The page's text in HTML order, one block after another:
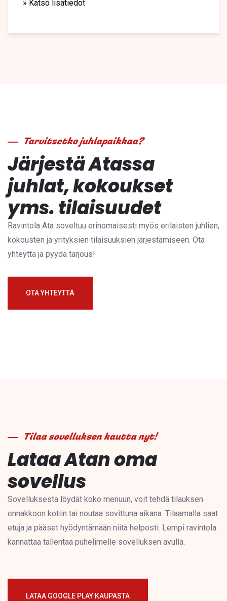
» Katso lisätiedot
Tarvitsetko juhlapaikkaa?
Järjestä Atassa
juhlat, kokoukset
yms. tilaisuudet
Ravintola Ata soveltuu erinomaisesti myös erilaisten juhlien,
kokousten ja yrityksien tilaisuuksien järjestämiseen. Ota
yhteyttä ja pyydä tarjous!
OTA YHTEYTTÄ
Tilaa sovelluksen kautta nyt!
Lataa Atan oma
sovellus
Sovelluksesta löydät koko menuun, voit tehdä tilauksen
ennakkoon kotiin tai noutaa sovittuna aikana. Tilaamalla saat
etuja ja pääset hyödyntämään niitä helposti. Lempi ravintola
kannattaa tallentaa puhelimelle sovelluksen avulla.
LATAA GOOGLE PLAY KAUPASTA